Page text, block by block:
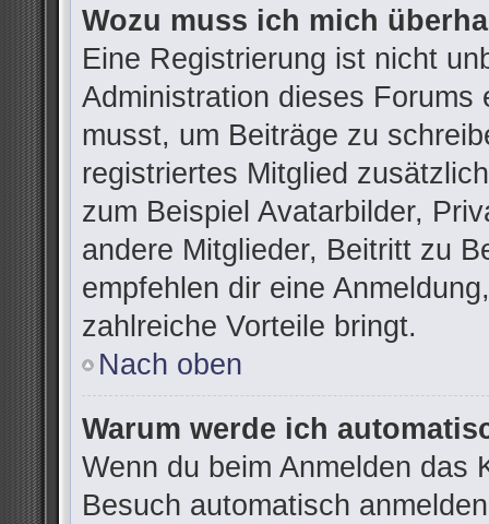
Wozu muss ich mich
Eine Registrierung ist nicht
Administration dieses
musst, um Beiträge zu
registriertes Mitglied
zum Beispiel Avatarbilder,
andere Mitglieder, Beitritt zu
empfehlen dir eine
zahlreiche Vorteile bringt.
Nach oben
Warum werde ich
Wenn du beim Anmelden das
Besuch automatisch